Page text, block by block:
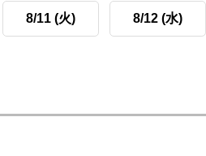
8/11 (火) 8/12 (水)